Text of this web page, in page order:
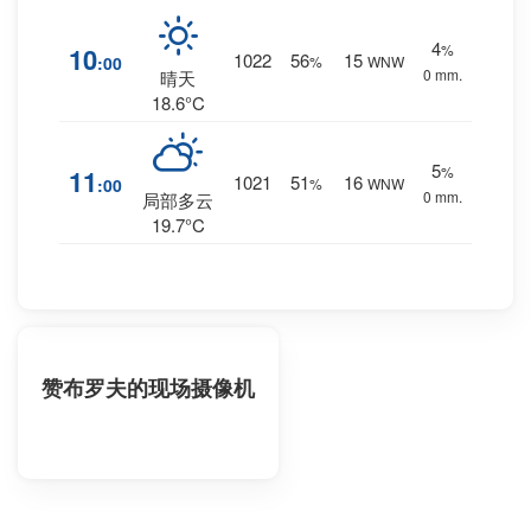
10:00
晴天
18.6°C
1022 56% 15 WNW
4%
0 mm.
11 :00
局部多云
19.7°C
1021 51% 16 WNW
5%
0 mm.
赞布罗夫的现场摄像机